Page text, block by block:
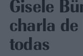
Gisele
charla
todas